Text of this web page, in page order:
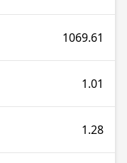
1069.61
1.01
1.28